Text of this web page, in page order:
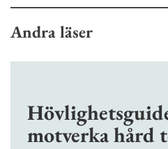
Andra läser
motverka hård